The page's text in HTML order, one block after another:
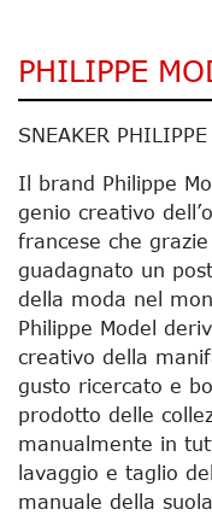
PHILIPPE
SNEAKER PHILIPPE
Il brand Philippe
genio creativo
francese che
guadagnato un
della moda nel
Philippe Model
creativo della
gusto ricercato e
prodotto delle
manualmente in
lavaggio e taglio
manuale della